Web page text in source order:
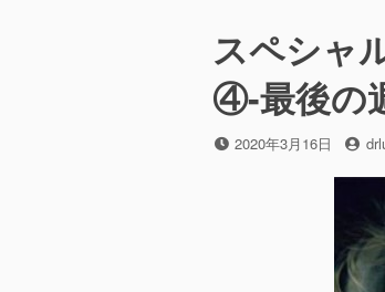
スペシャ
④-最後の
投
2020年3月16日
投